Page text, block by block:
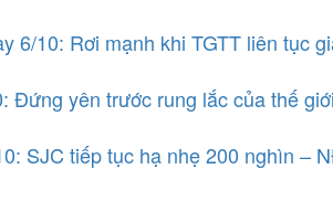
6/10: Rơi mạnh khi TGTT liên tục
Đứng yên trước rung lắc của thế giới
SJC tiếp tục hạ nhẹ 200 nghìn –